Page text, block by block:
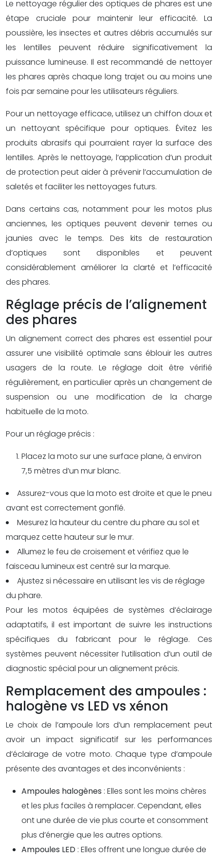
Le nettoyage régulier des optiques de phares est une
étape cruciale pour maintenir leur efficacité. La
poussière, les insectes et autres débris accumulés sur
les lentilles peuvent réduire significativement la
puissance lumineuse. Il est recommandé de nettoyer
les phares après chaque long trajet ou au moins une
fois par semaine pour les utilisateurs réguliers.
Pour un nettoyage efficace, utilisez un chiffon doux et
un nettoyant spécifique pour optiques. Évitez les
produits abrasifs qui pourraient rayer la surface des
lentilles. Après le nettoyage, l’application d’un produit
de protection peut aider à prévenir l’accumulation de
saletés et faciliter les nettoyages futurs.
Dans certains cas, notamment pour les motos plus
anciennes, les optiques peuvent devenir ternes ou
jaunies avec le temps. Des kits de restauration
d’optiques sont disponibles et peuvent
considérablement améliorer la clarté et l’efficacité
des phares.
Réglage précis de l’alignement
des phares
Un alignement correct des phares est essentiel pour
assurer une visibilité optimale sans éblouir les autres
usagers de la route. Le réglage doit être vérifié
régulièrement, en particulier après un changement de
suspension ou une modification de la charge
habituelle de la moto.
Pour un réglage précis :
Placez la moto sur une surface plane, à environ
7,5 mètres d’un mur blanc.
Assurez-vous que la moto est droite et que le pneu
avant est correctement gonflé.
Mesurez la hauteur du centre du phare au sol et
marquez cette hauteur sur le mur.
Allumez le feu de croisement et vérifiez que le
faisceau lumineux est centré sur la marque.
Ajustez si nécessaire en utilisant les vis de réglage
du phare.
Pour les motos équipées de systèmes d’éclairage
adaptatifs, il est important de suivre les instructions
spécifiques du fabricant pour le réglage. Ces
systèmes peuvent nécessiter l’utilisation d’un outil de
diagnostic spécial pour un alignement précis.
Remplacement des ampoules :
halogène vs LED vs xénon
Le choix de l’ampoule lors d’un remplacement peut
avoir un impact significatif sur les performances
d’éclairage de votre moto. Chaque type d’ampoule
présente des avantages et des inconvénients :
Ampoules halogènes : Elles sont les moins chères
et les plus faciles à remplacer. Cependant, elles
ont une durée de vie plus courte et consomment
plus d’énergie que les autres options.
Ampoules LED : Elles offrent une longue durée de